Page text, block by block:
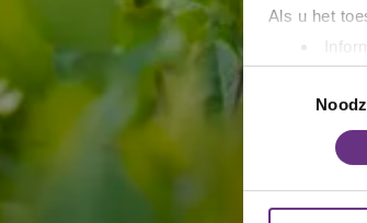
Als u het
Uw
Lees meer